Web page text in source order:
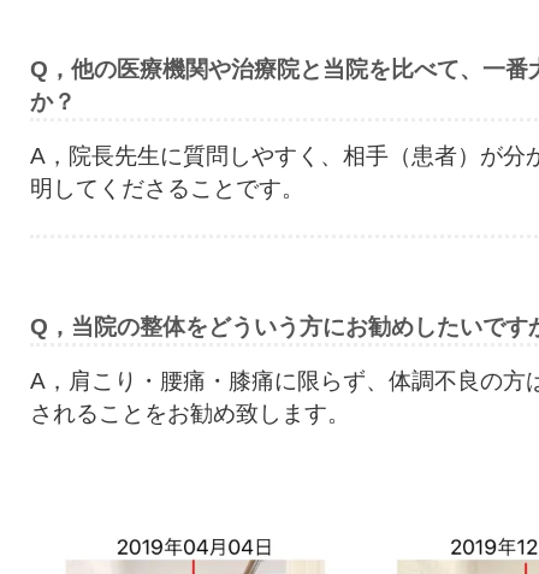
Q，他の医療機関や治療院と当院を比べて、一番
か？
A，院長先生に質問しやすく、相手（患者）が分
明してくださることです。
Q，当院の整体をどういう方にお勧めしたいです
A，肩こり・腰痛・膝痛に限らず、体調不良の方
されることをお勧め致します。